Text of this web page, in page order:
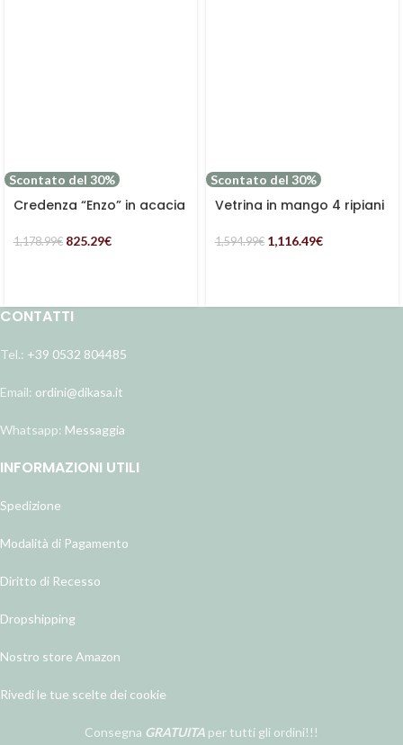
Scontato del 30%
Credenza “Enzo” in acacia
un ripiano
1,178.99€ 825.29€
Scontato del 30%
Vetrina in mango 4 ripiani
1,594.99€ 1,116.49€
CONTATTI
Tel.: +39 0532 804485
Email: ordini@dikasa.it
Whatsapp: Messaggia
INFORMAZIONI UTILI
Spedizione
Modalità di Pagamento
Diritto di Recesso
Dropshipping
Nostro store Amazon
Rivedi le tue scelte dei cookie
Consegna GRATUITA per tutti gli ordini!!!